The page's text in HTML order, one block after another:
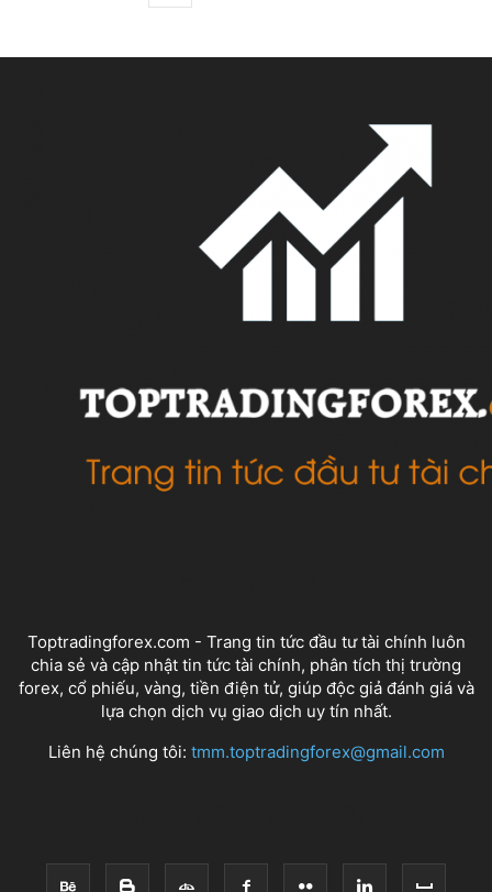
Toptradingforex.com - Trang tin tức đầu tư tài chính luôn
chia sẻ và cập nhật tin tức tài chính, phân tích thị trường
forex, cổ phiếu, vàng, tiền điện tử, giúp độc giả đánh giá và
lựa chọn dịch vụ giao dịch uy tín nhất.
Liên hệ chúng tôi: tmm.toptradingforex@gmail.com